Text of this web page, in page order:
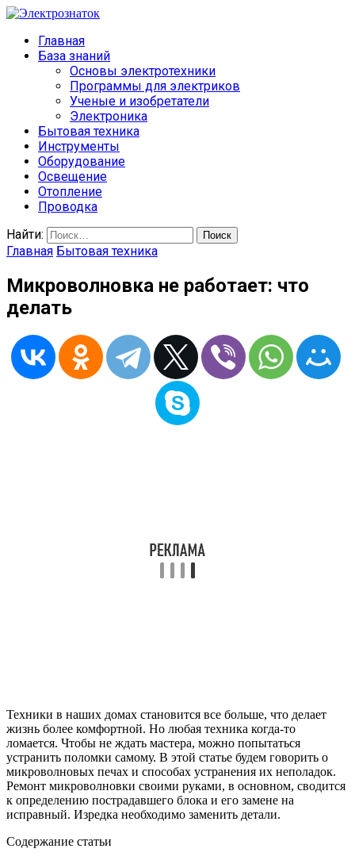
Главная
База знаний
Основы электротехники
Программы для электриков
Ученые и изобретатели
Электроника
Бытовая техника
Инструменты
Оборудование
Освещение
Отопление
Проводка
Найти:
Главная Бытовая техника
Микроволновка не работает: что
делать
Техники в наших домах становится все больше, что делает
жизнь более комфортной. Но любая техника когда-то
ломается. Чтобы не ждать мастера, можно попытаться
устранить поломки самому. В этой статье будем говорить о
микроволновых печах и способах устранения их неполадок.
Ремонт микроволновки своими руками, в основном, сводится
к определению пострадавшего блока и его замене на
исправный. Изредка необходимо заменить детали.
Содержание статьи